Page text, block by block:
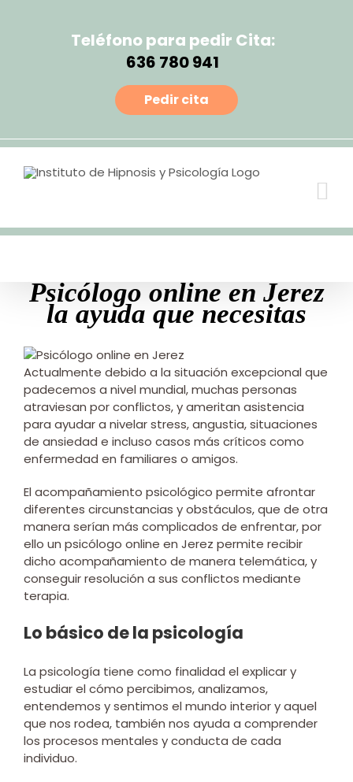
Teléfono para pedir Cita:
636 780 941
Pedir cita
Psicólogo online en Jerez
la ayuda que necesitas
Actualmente debido a la situación excepcional que
padecemos a nivel mundial, muchas personas
atraviesan por conflictos, y ameritan asistencia
para ayudar a nivelar stress, angustia, situaciones
de ansiedad e incluso casos más críticos como
enfermedad en familiares o amigos.
El acompañamiento psicológico permite afrontar
diferentes circunstancias y obstáculos, que de otra
manera serían más complicados de enfrentar, por
ello un psicólogo online en Jerez permite recibir
dicho acompañamiento de manera telemática, y
conseguir resolución a sus conflictos mediante
terapia.
Lo básico de la psicología
La psicología tiene como finalidad el explicar y
estudiar el cómo percibimos, analizamos,
entendemos y sentimos el mundo interior y aquel
que nos rodea, también nos ayuda a comprender
los procesos mentales y conducta de cada
individuo.